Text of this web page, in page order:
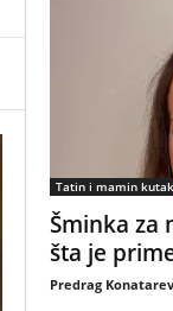
Tatin i mamin kutak
Šminka za
šta je
Predrag